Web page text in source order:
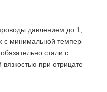
давлением до 1,2
минимальной температурой
стали с
при отрицательных